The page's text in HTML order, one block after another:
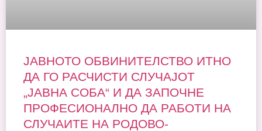
ЈАВНОТО ОБВИНИТЕЛСТВО ИТНО
ДА ГО РАСЧИСТИ СЛУЧАЈОТ
„ЈАВНА СОБА“ И ДА ЗАПОЧНЕ
ПРОФЕСИОНАЛНО ДА РАБОТИ НА
СЛУЧАИТЕ НА РОДОВО-